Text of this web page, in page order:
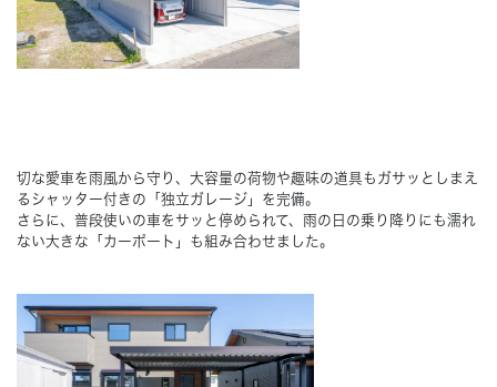
切な愛車を雨風から守り、大容量の荷物や趣味の道具もガサッとしまえ
るシャッター付きの「独立ガレージ」を完備。
さらに、普段使いの車をサッと停められて、雨の日の乗り降りにも濡れ
ない大きな「カーポート」も組み合わせました。